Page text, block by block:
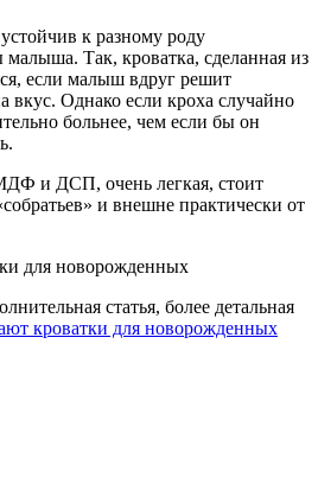
к разному роду
малыша. Так, кроватка, сделанная из
если малыш вдруг решит
вкус. Однако если кроха случайно
больнее, чем если бы он
и ДСП, очень легкая, стоит
и внешне практически от
статья, более детальная
кроватки для новорожденных